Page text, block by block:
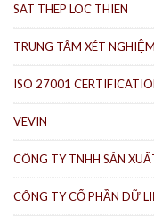
SAT THEP LOC THIEN
TRUNG TÂM XÉT
ISO 27001
VEVIN
CÔNG TY TNHH SẢN
CÔNG TY CỔ PHẦN DỮ